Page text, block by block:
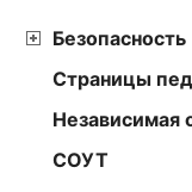
Безопасность
Страницы
Независимая
СОУТ